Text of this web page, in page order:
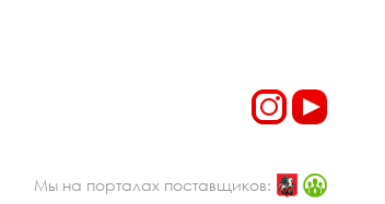
Мы на порталах поставщиков: